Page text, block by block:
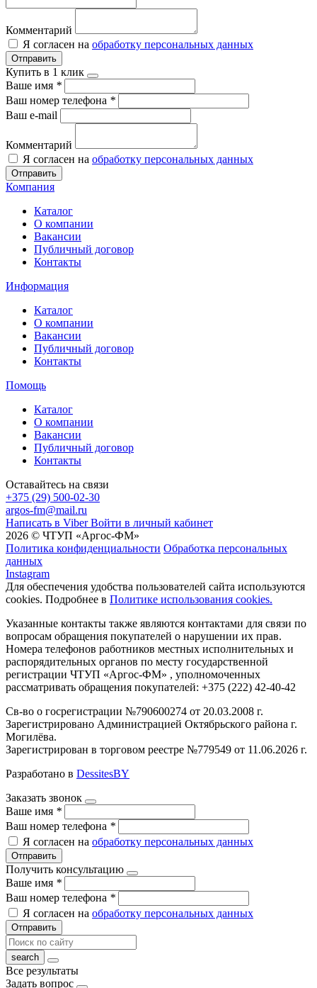
Комментарий
Я согласен на обработку персональных данных
Отправить
Купить в 1 клик
Ваше имя *
Ваш номер телефона *
Ваш e-mail
Комментарий
Я согласен на обработку персональных данных
Отправить
Компания
Каталог
О компании
Вакансии
Публичный договор
Контакты
Информация
Каталог
О компании
Вакансии
Публичный договор
Контакты
Помощь
Каталог
О компании
Вакансии
Публичный договор
Контакты
Оставайтесь на связи
+375 (29) 500-02-30
argos-fm@mail.ru
Написать в Viber Войти в личный кабинет
2026 © ЧТУП «Аргос-ФМ»
Политика конфиденциальности Обработка персональных
данных
Instagram
Для обеспечения удобства пользователей сайта используются
cookies. Подробнее в Политике использования cookies.
Указанные контакты также являются контактами для связи по
вопросам обращения покупателей о нарушении их прав.
Номера телефонов работников местных исполнительных и
распорядительных органов по месту государственной
регистрации ЧТУП «Аргос-ФМ» , уполномоченных
рассматривать обращения покупателей: +375 (222) 42-40-42
Св-во о госрегистрации №790600274 от 20.03.2008 г.
Зарегистрировано Администрацией Октябрьского района г.
Могилёва.
Зарегистрирован в торговом реестре №779549 от 11.06.2026 г.
Разработано в DessitesBY
Заказать звонок
Ваше имя *
Ваш номер телефона *
Я согласен на обработку персональных данных
Отправить
Получить консультацию
Ваше имя *
Ваш номер телефона *
Я согласен на обработку персональных данных
Отправить
Все результаты
Задать вопрос